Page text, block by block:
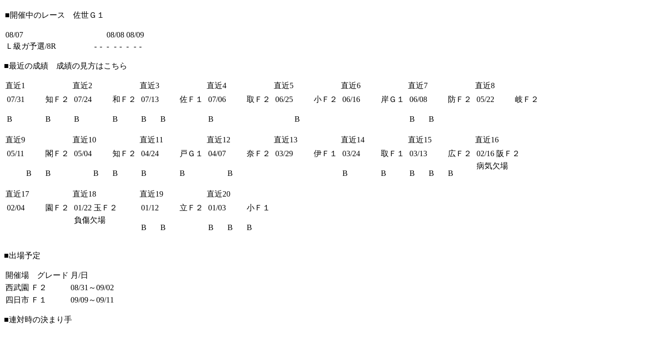
■開催中のレース 佐世Ｇ１
08/07 08/08 08/09
Ｌ級ガ予選/8R
- - - - - - - -
■最近の成績 成績の見方はこちら
直近1 直近2 直近3 直近4 直近5 直近6 直近7
直近8
07/31
知Ｆ２
B B
07/24 和Ｆ２
B B
07/13 佐Ｆ１
B B
07/06 取Ｆ２
B
06/25 小Ｆ２
B
06/16 岸Ｇ１ 06/08 防Ｆ２
B B
05/22 岐Ｆ２
直近9 直近10 直近11 直近12 直近13 直近14 直近15
直近16
05/11
閣Ｆ２
B B
05/04 知Ｆ２
B B
04/24 戸Ｇ１
B B
04/07 奈Ｆ２
B
03/29 伊Ｆ１ 03/24 取Ｆ１
B B
03/13 広Ｆ２
B B B
02/16 阪Ｆ２
病気欠場
直近17 直近18 直近19
直近20
02/04
園Ｆ２ 01/22 玉Ｆ２
負傷欠場
01/12 立Ｆ２
B B
01/03 小Ｆ１
B B B
■出場予定
開催場 グレード 月/日
西武園 Ｆ２
08/31～09/02
四日市 Ｆ１
09/09～09/11
■連対時の決まり手